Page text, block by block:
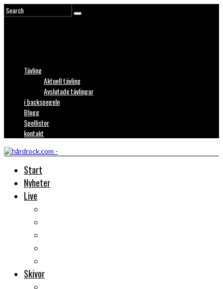
Tävling
Aktuell tävling
Avslutade tävlingar
i backspegeln
Blogg
Spellistor
kontakt
Start
Nyheter
Live
Skivor